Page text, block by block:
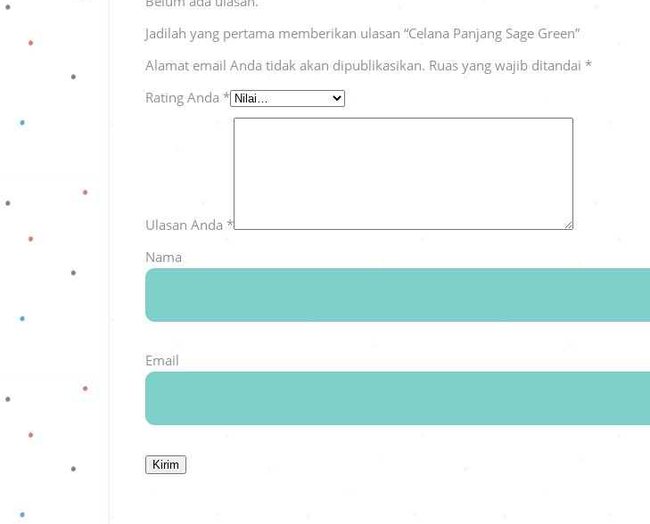
Jadilah yang pertama memberikan ulasan “Celana Panjang Sage Green”
Alamat email Anda tidak akan dipublikasikan. Ruas yang wajib ditandai *
Rating Anda *
Ulasan Anda *
Nama
Email